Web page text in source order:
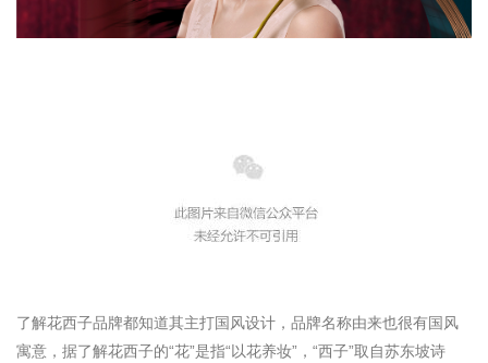
了解花西子品牌都知道其主打国风设计，品牌名称由来也很有国风
寓意，据了解花西子的“花”是指“以花养妆”，“西子”取自苏东坡诗